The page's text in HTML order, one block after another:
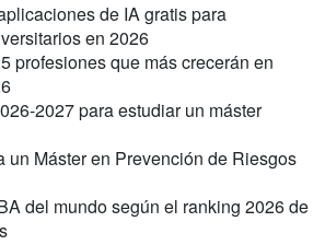
de IA gratis para
en 2026
profesiones que más crecerán en
2027 para estudiar un máster
un Máster en Prevención de Riesgos
del mundo según el ranking 2026 de